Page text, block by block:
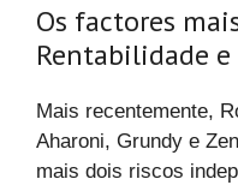
Os factores
Rentabilidade
Mais recentemente,
Aharoni, Grundy e
mais dois riscos